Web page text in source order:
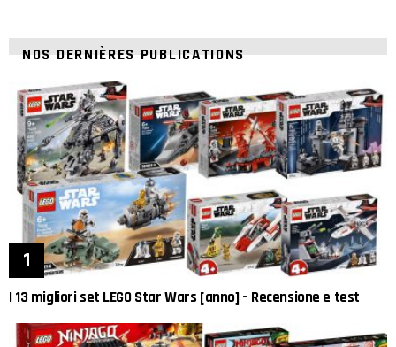
NOS DERNIÈRES PUBLICATIONS
I 13 migliori set LEGO Star Wars [anno] – Recensione e test